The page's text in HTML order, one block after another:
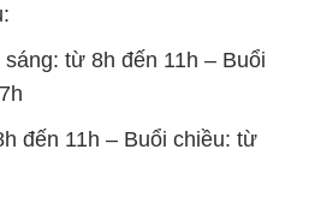
từ 8h đến 11h – Buổi
đến 11h – Buổi chiều: từ